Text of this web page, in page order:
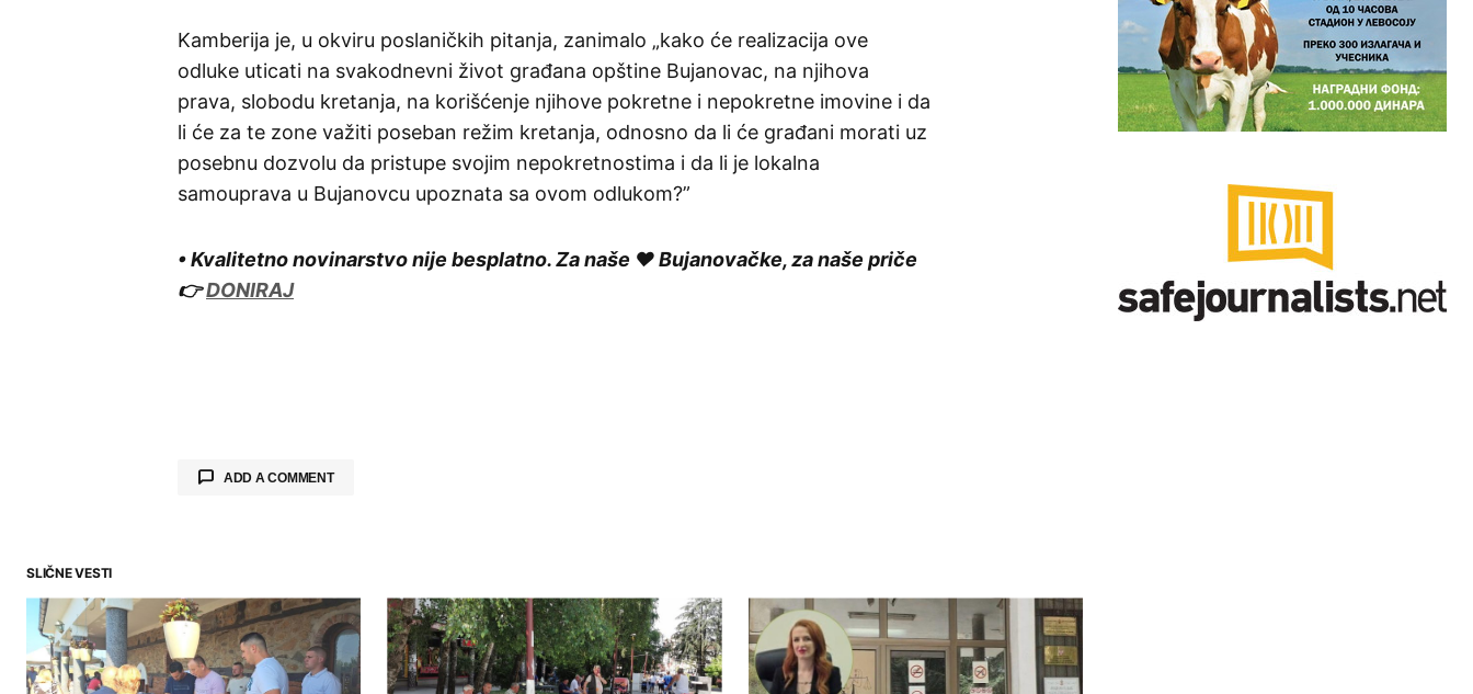
Kamberija je, u okviru poslaničkih pitanja, zanimalo „kako će realizacija ove
odluke uticati na svakodnevni život građana opštine Bujanovac, na njihova
prava, slobodu kretanja, na korišćenje njihove pokretne i nepokretne imovine i da
li će za te zone važiti poseban režim kretanja, odnosno da li će građani morati uz
posebnu dozvolu da pristupe svojim nepokretnostima i da li je lokalna
samouprava u Bujanovcu upoznata sa ovom odlukom?”
• Kvalitetno novinarstvo nije besplatno. Za naše ❤️ Bujanovačke, za naše priče
👉DONIRAJ
ADD A COMMENT
Comment*
SLIČNE VESTI